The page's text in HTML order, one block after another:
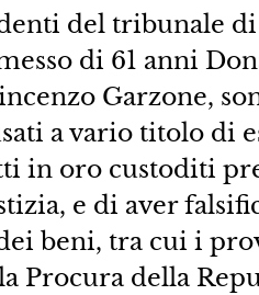
del tribunale
di 61 anni
Garzone,
a vario titolo di
in oro custoditi
e di aver
beni, tra cui i
Procura della